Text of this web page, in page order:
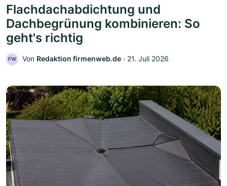
Flachdachabdichtung und
Dachbegrünung kombinieren: So
geht's richtig
FW Von Redaktion firmenweb.de ‧ 21. Juli 2026